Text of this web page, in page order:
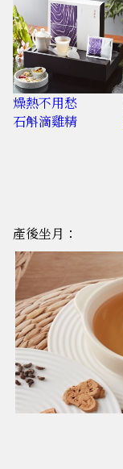
燥熱不用愁
石斛滴雞精
產後坐月：